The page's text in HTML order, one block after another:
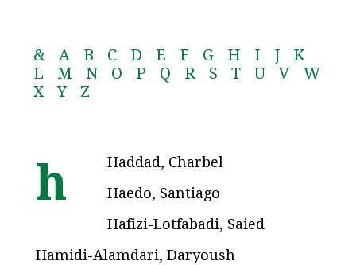
& A B C D E F G H I J
K
L
M N O P Q R S T U V
W
X
Y Z
h
Haddad, Charbel
Haedo, Santiago
Hafizi-Lotfabadi, Saied
Hamidi-Alamdari, Daryoush